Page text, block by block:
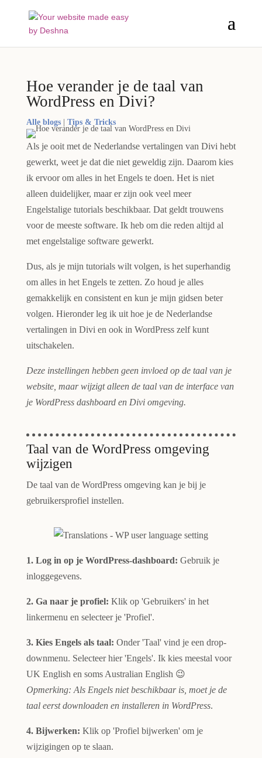
Hoe verander je de taal van
WordPress en Divi?
Alle blogs| Tips & Tricks
Als je ooit met de Nederlandse vertalingen van Divi hebt
gewerkt, weet je dat die niet geweldig zijn. Daarom kies
ik ervoor om alles in het Engels te doen. Het is niet
alleen duidelijker, maar er zijn ook veel meer
Engelstalige tutorials beschikbaar. Dat geldt trouwens
voor de meeste software. Ik heb om die reden altijd al
met engelstalige software gewerkt.
Dus, als je mijn tutorials wilt volgen, is het superhandig
om alles in het Engels te zetten. Zo houd je alles
gemakkelijk en consistent en kun je mijn gidsen beter
volgen. Hieronder leg ik uit hoe je de Nederlandse
vertalingen in Divi en ook in WordPress zelf kunt
uitschakelen.
Deze instellingen hebben geen invloed op de taal van je
website, maar wijzigt alleen de taal van de interface van
je WordPress dashboard en Divi omgeving.
Taal van de WordPress omgeving
wijzigen
De taal van de WordPress omgeving kan je bij je
gebruikersprofiel instellen.
1. Log in op je WordPress-dashboard: Gebruik je
inloggegevens.
2. Ga naar je profiel: Klik op 'Gebruikers' in het
linkermenu en selecteer je 'Profiel'.
3. Kies Engels als taal: Onder 'Taal' vind je een drop-
downmenu. Selecteer hier 'Engels'. Ik kies meestal voor
UK English en soms Australian English 😉
Opmerking: Als Engels niet beschikbaar is, moet je de
taal eerst downloaden en installeren in WordPress.
4. Bijwerken: Klik op 'Profiel bijwerken' om je
wijzigingen op te slaan.